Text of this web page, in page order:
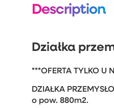
Description
Działka
***OFERTA TYLKO U
DZIAŁKA
o pow. 880m2.